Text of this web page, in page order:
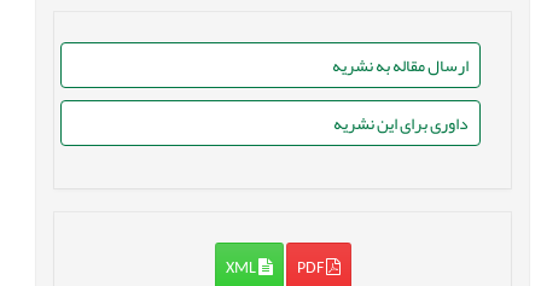
ارسال مقاله به نشریه
داوری برای این نشریه
PDF
XML